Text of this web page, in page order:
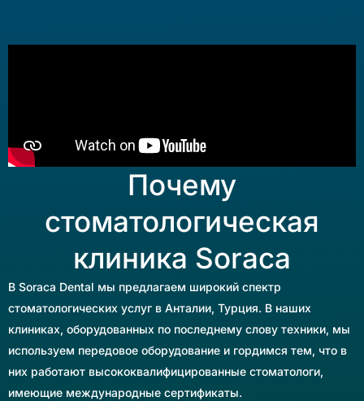
Почему
стоматологическая
клиника Soraca
В Soraca Dental мы предлагаем широкий спектр
стоматологических услуг в Анталии, Турция. В наших
клиниках, оборудованных по последнему слову техники, мы
используем передовое оборудование и гордимся тем, что в
них работают высококвалифицированные стоматологи,
имеющие международные сертификаты.